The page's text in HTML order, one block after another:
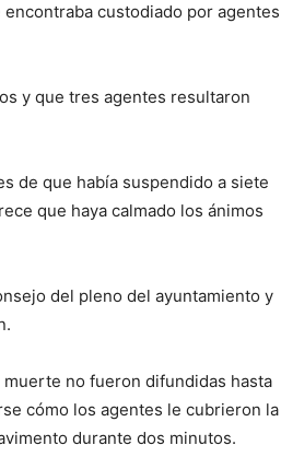
custodiado por agentes
y que tres agentes resultaron
de que había suspendido a siete
que haya calmado los ánimos
del pleno del ayuntamiento y
no fueron difundidas hasta
cómo los agentes le cubrieron la
durante dos minutos.